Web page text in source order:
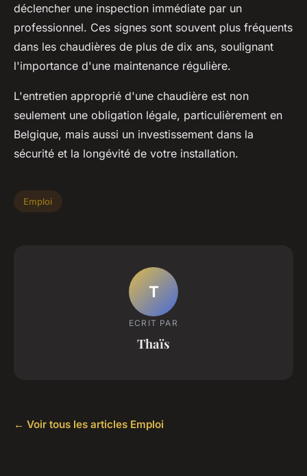
déclencher une inspection immédiate par un
professionnel. Ces signes sont souvent plus fréquents
dans les chaudières de plus de dix ans, soulignant
l'importance d'une maintenance régulière.
L'entretien approprié d'une chaudière est non
seulement une obligation légale, particulièrement en
Belgique, mais aussi un investissement dans la
sécurité et la longévité de votre installation.
Emploi
T
ECRIT PAR
Thaïs
← Voir tous les articles Emploi